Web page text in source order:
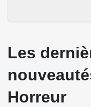
Les
Horreur